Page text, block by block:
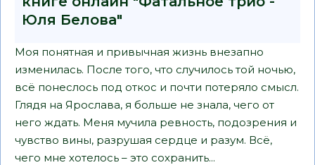
Юля Белова"
Моя понятная и привычная жизнь внезапно
изменилась. После того, что случилось той ночью,
всё понеслось под откос и почти потеряло смысл.
Глядя на Ярослава, я больше не знала, чего от
него ждать. Меня мучила ревность, подозрения и
чувство вины, разрушая сердце и разум. Всё,
чего мне хотелось – это сохранить...